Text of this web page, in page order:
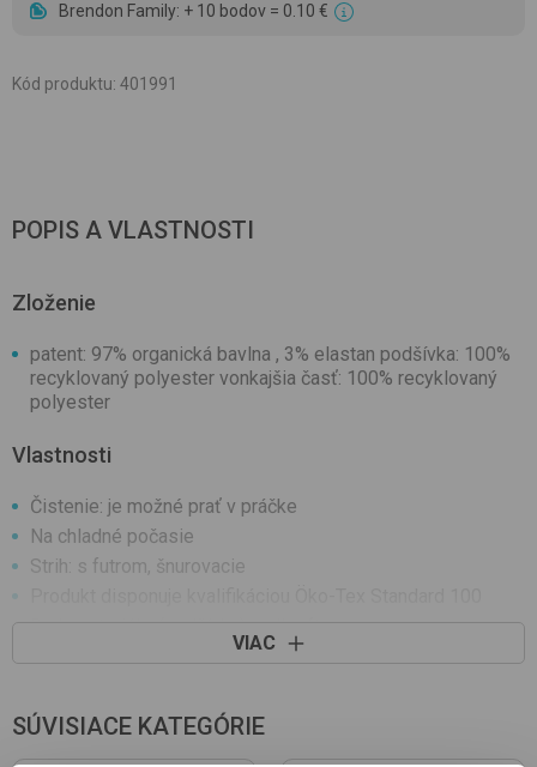
Brendon Family: + 10 bodov = 0.10 €
Kód produktu: 401991
POPIS A VLASTNOSTI
Zloženie
patent: 97% organická bavlna , 3% elastan podšívka: 100%
recyklovaný polyester vonkajšia časť: 100% recyklovaný
polyester
Vlastnosti
Čistenie: je možné prať v práčke
Na chladné počasie
Strih: s futrom, šnurovacie
Druh materiálu: (podšívka) wellsoft
Druh materiálu: (vonkajšia časť) polár flís
Z recyklovaných materiálov
VIAC
SÚVISIACE KATEGÓRIE